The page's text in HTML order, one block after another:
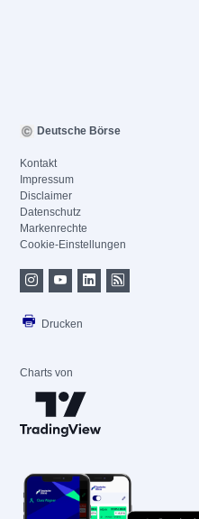
Deutsche Börse
Kontakt
Impressum
Disclaimer
Datenschutz
Markenrechte
Cookie-Einstellungen
Drucken
Charts von